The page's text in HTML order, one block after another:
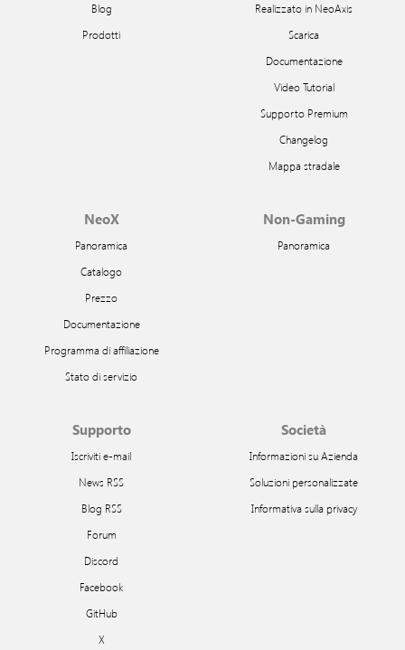
Blog
Prodotti
Realizzato in NeoAxis
Scarica
Documentazione
Video Tutorial
Supporto Premium
Changelog
Mappa stradale
NeoX
Panoramica
Catalogo
Prezzo
Documentazione
Programma di affiliazione
Stato di servizio
Non-Gaming
Panoramica
Supporto
Iscriviti e-mail
News RSS
Blog RSS
Forum
Discord
Facebook
GitHub
X
Società
Informazioni su Azienda
Soluzioni personalizzate
Informativa sulla privacy